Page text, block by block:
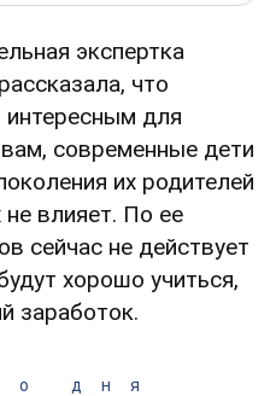
экспертка
что
для
современные дети
их родителей
не влияет. По ее
сейчас не действует
хорошо учиться,
заработок.
дня